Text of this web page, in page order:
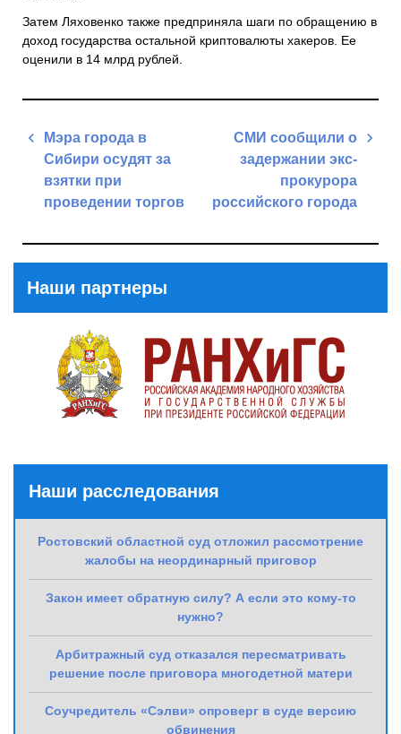
Затем Ляховенко также предприняла шаги по обращению в
доход государства остальной криптовалюты хакеров. Ее
оценили в 14 млрд рублей.
Навигация
записям
Мэра города в
Сибири осудят за
взятки при
проведении торгов
СМИ сообщили о
задержании экс-
прокурора
российского города
Наши партнеры
Наши расследования
Ростовский областной суд отложил рассмотрение
жалобы на неординарный приговор
Закон имеет обратную силу? А если это кому-то
нужно?
Арбитражный суд отказался пересматривать
решение после приговора многодетной матери
Соучредитель «Сэлви» опроверг в суде версию
обвинения